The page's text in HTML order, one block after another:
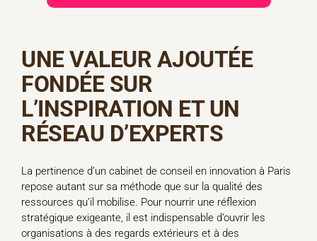
UNE VALEUR AJOUTÉE
FONDÉE SUR
L’INSPIRATION ET UN
RÉSEAU D’EXPERTS
La pertinence d’un cabinet de conseil en innovation à Paris
repose autant sur sa méthode que sur la qualité des
ressources qu’il mobilise. Pour nourrir une réflexion
stratégique exigeante, il est indispensable d’ouvrir les
organisations à des regards extérieurs et à des